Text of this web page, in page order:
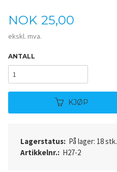
Pris
NOK 25,00
ekskl. mva.
ANTALL
KJØP
Lagerstatus: På lager: 18 stk.
Artikkelnr.: H27-2